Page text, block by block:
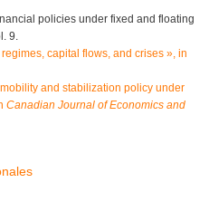
policies under fixed and floating
9.
capital flows, and crises », in
and stabilization policy under
Canadian Journal of Economics and